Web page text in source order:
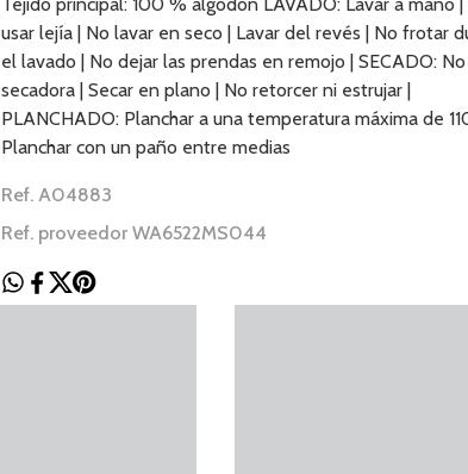
usar lejía | No lavar en seco | Lavar del revés | No frotar
el lavado | No dejar las prendas en remojo | SECADO:
secadora | Secar en plano | No retorcer ni estrujar |
PLANCHADO: Planchar a una temperatura máxima de
Planchar con un paño entre medias
Ref. A04883
Ref. proveedor WA6522MS044